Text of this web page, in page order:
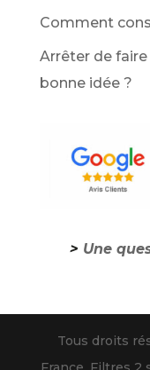
Comment
Arrêter de
bonne idée ?
> Une
Tous droits